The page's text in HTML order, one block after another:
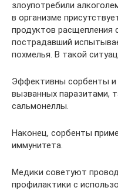
злоупотребили
в организме
продуктов расщепления
пострадавший
похмелья. В такой
Эффективны сорбенты и
вызванных паразитами,
сальмонеллы.
Наконец, сорбенты
иммунитета.
Медики советуют
профилактики с